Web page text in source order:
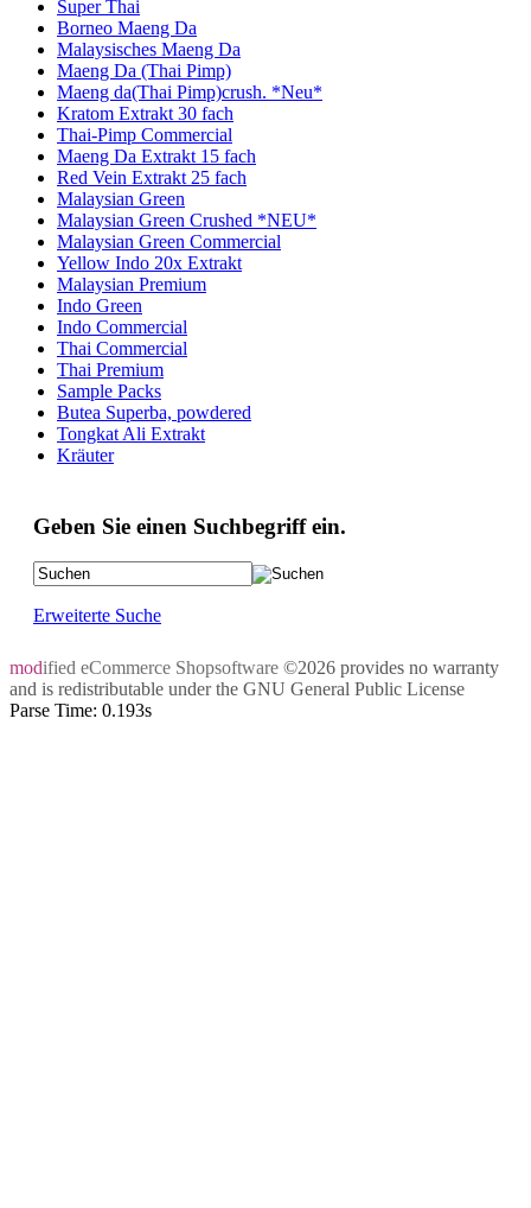
Super Thai
Borneo Maeng Da
Malaysisches Maeng Da
Maeng Da (Thai Pimp)
Maeng da(Thai Pimp)crush. *Neu*
Kratom Extrakt 30 fach
Thai-Pimp Commercial
Maeng Da Extrakt 15 fach
Red Vein Extrakt 25 fach
Malaysian Green
Malaysian Green Crushed *NEU*
Malaysian Green Commercial
Yellow Indo 20x Extrakt
Malaysian Premium
Indo Green
Indo Commercial
Thai Commercial
Thai Premium
Sample Packs
Butea Superba, powdered
Tongkat Ali Extrakt
Kräuter
Geben Sie einen Suchbegriff ein.
Erweiterte Suche
modified eCommerce Shopsoftware ©2026 provides no warranty
and is redistributable under the GNU General Public License
Parse Time: 0.193s